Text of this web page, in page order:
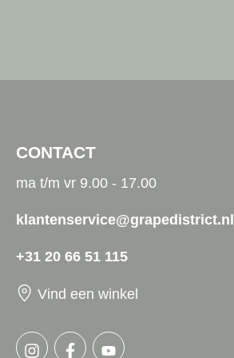
CONTACT
ma t/m vr 9.00 - 17.00
klantenservice@grapedistrict.nl
+31 20 66 51 115
Vind een winkel